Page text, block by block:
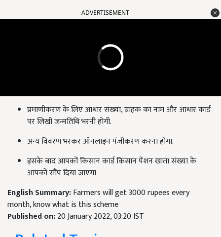
ADVERTISEMENT
प्रमाणीकरण के लिए आधार संख्या, ग्राहक का नाम और आधार कार्ड
पर लिखी जन्मतिथि भरनी होगी.
अन्य विवरण भरकर ऑनलाइन पंजीकरण करना होगा.
इसके बाद आपकों किसान कार्ड किसान पेंशन खाता संख्या के
आपको सौंप दिया जाएगा
English Summary:Farmers will get 3000 rupees every
month, know what is this scheme
Published on:20 January 2022, 03:20 IST